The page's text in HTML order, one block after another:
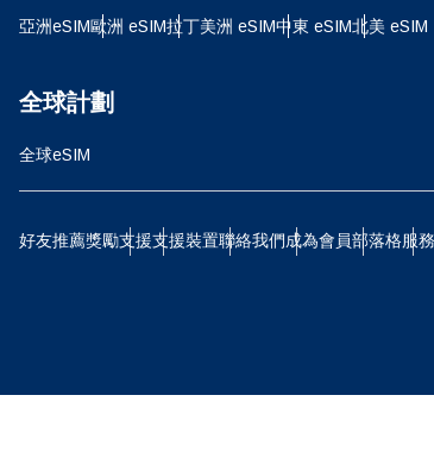
亞洲eSIM歐洲 eSIM拉丁美洲 eSIM中東 eSIM北美 eSIM
全球計劃
全球eSIM
好友推薦獎勵支援支援裝置聯絡我們成為會員部落格服